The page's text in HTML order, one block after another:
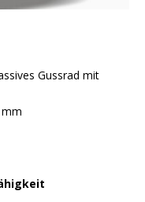
Gussrad mit